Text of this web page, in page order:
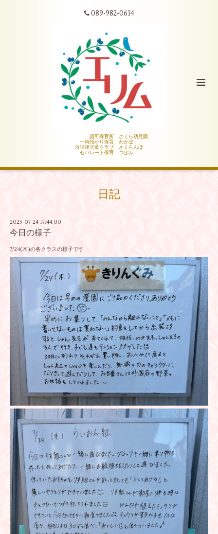
089-982-0614
認可保育所 さくら幼児園
一時預かり保育 わかば
放課後児童クラブ さくらんぼ
セパレート保育 つぼみ
日記
2025-07-24 17:44:00
今日の様子
7/24(木)の各クラスの様子です